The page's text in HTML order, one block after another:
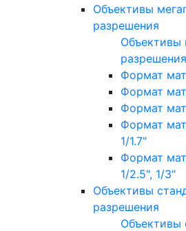
Объективы
разрешения
Объективы
разрешения
Формат
Формат
Формат
Формат
1/1.7"
Формат
1/2.5", 1/3"
Объективы
разрешения
Объективы